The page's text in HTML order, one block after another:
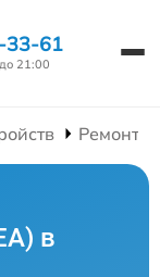
33-61
21:00
Ремонт
в